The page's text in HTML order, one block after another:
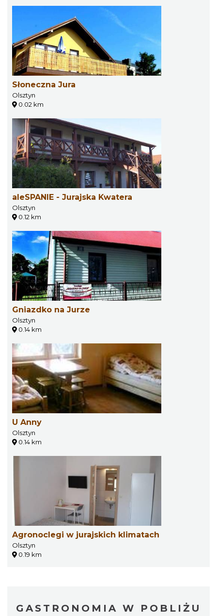
Słoneczna Jura
Olsztyn
0.02 km
aleSPANIE - Jurajska Kwatera
Olsztyn
0.12 km
Gniazdko na Jurze
Olsztyn
0.14 km
U Anny
Olsztyn
0.14 km
Agronoclegi w jurajskich klimatach
Olsztyn
0.19 km
GASTRONOMIA W POBLIŻU